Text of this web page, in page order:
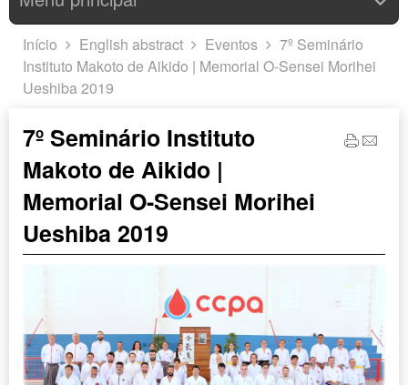
Início English abstract Eventos
7º Seminário
Instituto Makoto de Aikido | Memorial O-Sensei Morihei
Ueshiba 2019
7º Seminário Instituto
Makoto de Aikido |
Memorial O-Sensei Morihei
Ueshiba 2019